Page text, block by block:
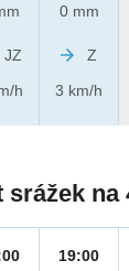
JZ
h
0 mm
Z
3 km/h
na
19:00